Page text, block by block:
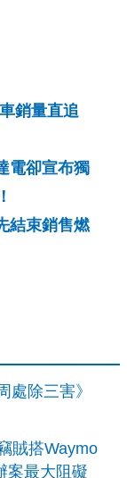
銷量直追
電卻宣布獨
結束銷售燃
處除三害》
賊搭Waymo
案最大阻礙